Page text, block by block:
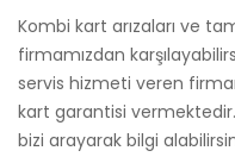
Kombi kart arızaları ve
firmamızdan
servis hizmeti veren
kart garantisi
bizi arayarak bilgi